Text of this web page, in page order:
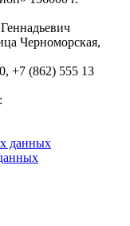
Черноморская,
+7 (862) 555 13
данных